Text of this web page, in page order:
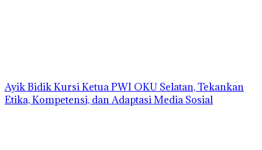
Ayik Bidik Kursi Ketua PWI OKU Selatan, Tekankan
Etika, Kompetensi, dan Adaptasi Media Sosial